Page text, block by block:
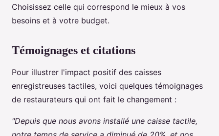
Choisissez celle qui correspond le mieux à vos
besoins et à votre budget.
Témoignages et citations
Pour illustrer l'impact positif des caisses
enregistreuses tactiles, voici quelques témoignages
de restaurateurs qui ont fait le changement :
"Depuis que nous avons installé une caisse tactile,